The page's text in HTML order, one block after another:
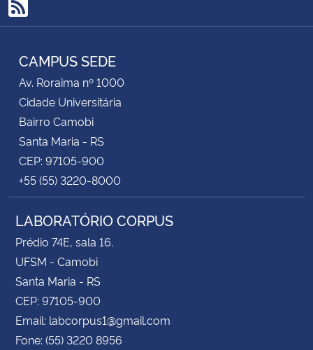
RSS
CAMPUS SEDE
Av. Roraima nº 1000
Cidade Universitária
Bairro Camobi
Santa Maria - RS
CEP: 97105-900
+55 (55) 3220-8000
LABORATÓRIO CORPUS
Prédio 74E, sala 16.
UFSM - Camobi
Santa Maria - RS
CEP: 97105-900
Email: labcorpus1@gmail.com
Fone: (55) 3220 8956